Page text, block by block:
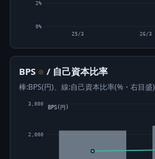
0%
2%
25/3 26/3
BPS ⊙ / 自己資本比率
棒:BPS(円)、線:自己資本比率(%・右目盛)
2,000
3,000
BPS(円)